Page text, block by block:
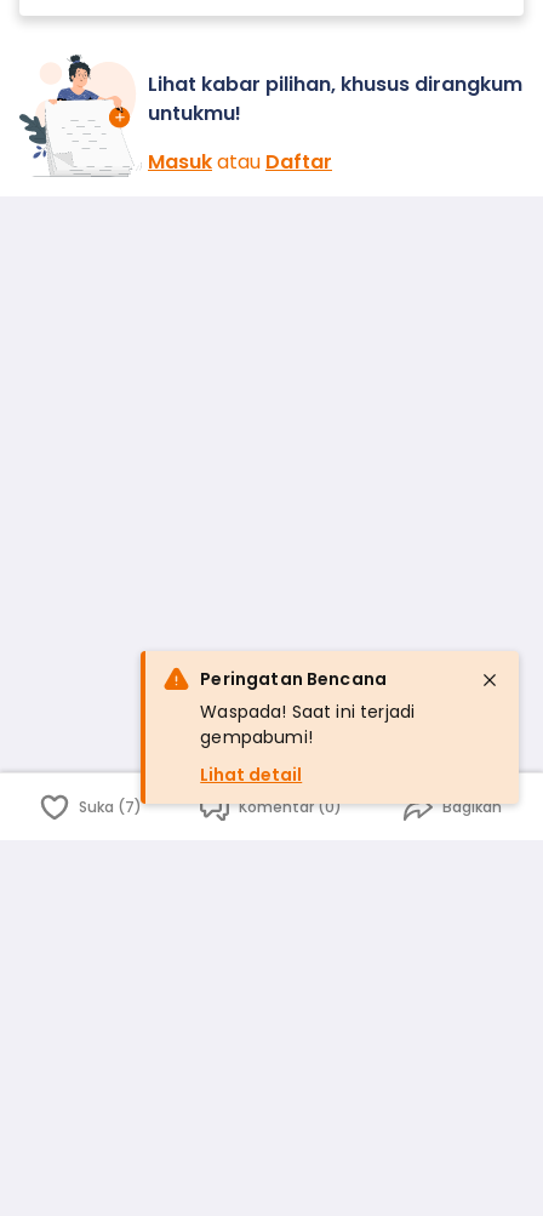
Lihat kabar pilihan, khusus dirangkum
untukmu!
Masukatau Daftar
Suka (7) Komentar (0) Bagikan
Peringatan Bencana
Waspada! Saat ini terjadi
gempabumi!
Lihat detail